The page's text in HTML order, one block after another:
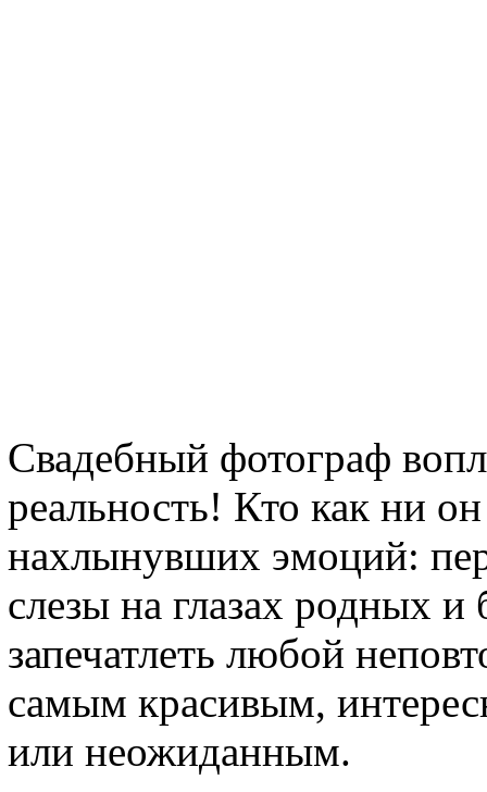
Cвадебный фотограф
реальность! Кто как ни
нахлынувших эмоций:
слезы на глазах родных
запечатлеть любой
самым красивым,
или неожиданным.